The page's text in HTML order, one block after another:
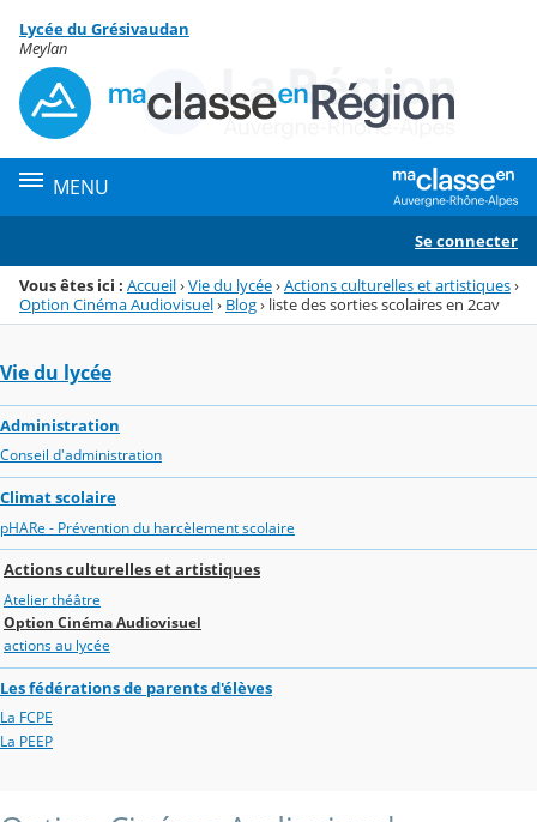
Menu de la rubrique
Contenu
Lycée du Grésivaudan
Meylan
MENU
Se connecter
Vous êtes ici : Accueil›Vie du lycée›Actions culturelles et artistiques›
Option Cinéma Audiovisuel› Blog› liste des sorties scolaires en 2cav
Vie du lycée
Administration
Conseil d'administration
Climat scolaire
pHARe - Prévention du harcèlement scolaire
Actions culturelles et artistiques
Atelier théâtre
Option Cinéma Audiovisuel
actions au lycée
Les fédérations de parents d'élèves
La FCPE
La PEEP